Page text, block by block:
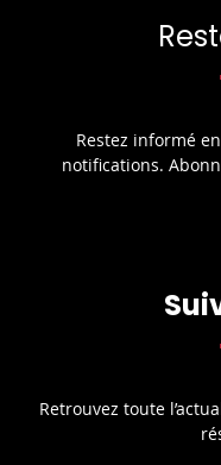
Restez informé
notifications.
Retrouvez toute